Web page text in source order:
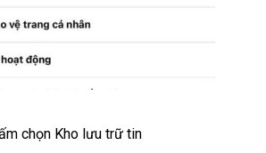
chọn Kho lưu trữ tin